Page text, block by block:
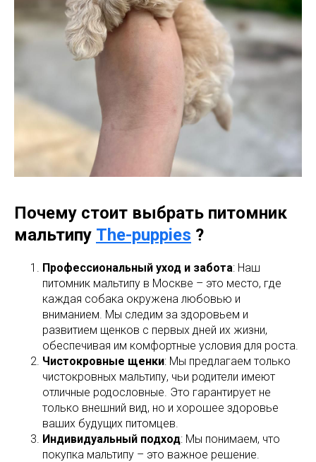
Почему стоит выбрать питомник
мальтипу The-puppies ?
Профессиональный уход и забота: Наш
питомник мальтипу в Москве – это место, где
каждая собака окружена любовью и
вниманием. Мы следим за здоровьем и
развитием щенков с первых дней их жизни,
обеспечивая им комфортные условия для роста.
Чистокровные щенки: Мы предлагаем только
чистокровных мальтипу, чьи родители имеют
отличные родословные. Это гарантирует не
только внешний вид, но и хорошее здоровье
ваших будущих питомцев.
Индивидуальный подход: Мы понимаем, что
покупка мальтипу – это важное решение.